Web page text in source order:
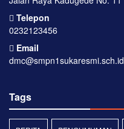
Telepon
0232123456
Email
dmc@smpn1sukaresmi.sch.id
Tags